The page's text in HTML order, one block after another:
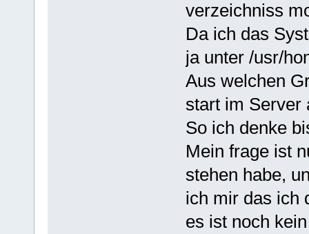
verzeichniss
Da ich das
ja unter /usr/
Aus welchen
start im Server
So ich denke
Mein frage ist
stehen habe,
ich mir das ich
es ist noch